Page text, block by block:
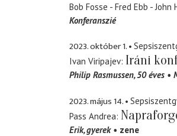
Bob Fosse - Fred Ebb -
Konferanszié
2023. október 1.
Ivan Viripajev Iráni
Philip Rasmussen, 50 éves
2023. május 14.
Pass Andrea
Erik gyerek zene